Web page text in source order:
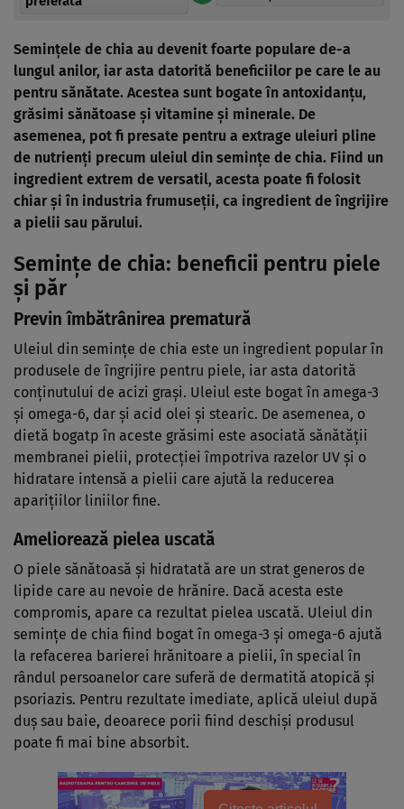
Semințele de chia au devenit foarte populare de-a
lungul anilor, iar asta datorită beneficiilor pe care le au
pentru sănătate. Acestea sunt bogate în antoxidanțu,
grăsimi sănătoase și vitamine și minerale. De
asemenea, pot fi presate pentru a extrage uleiuri pline
de nutrienți precum uleiul din semințe de chia. Fiind un
ingredient extrem de versatil, acesta poate fi folosit
chiar și în industria frumuseții, ca ingredient de îngrijire
a pielii sau părului.
Semințe de chia: beneficii pentru piele
și păr
Previn îmbătrânirea prematură
Uleiul din semințe de chia este un ingredient popular în
produsele de îngrijire pentru piele, iar asta datorită
conținutului de acizi grași. Uleiul este bogat în amega-3
și omega-6, dar și acid olei și stearic. De asemenea, o
dietă bogatp în aceste grăsimi este asociată sănătății
membranei pielii, protecției împotriva razelor UV și o
hidratare intensă a pielii care ajută la reducerea
aparițiilor liniilor fine.
Ameliorează pielea uscată
O piele sănătoasă și hidratată are un strat generos de
lipide care au nevoie de hrănire. Dacă acesta este
compromis, apare ca rezultat pielea uscată. Uleiul din
semințe de chia fiind bogat în omega-3 și omega-6 ajută
la refacerea barierei hrănitoare a pielii, în special în
rândul persoanelor care suferă de dermatită atopică și
psoriazis. Pentru rezultate imediate, aplică uleiul după
duș sau baie, deoarece porii fiind deschiși produsul
poate fi mai bine absorbit.